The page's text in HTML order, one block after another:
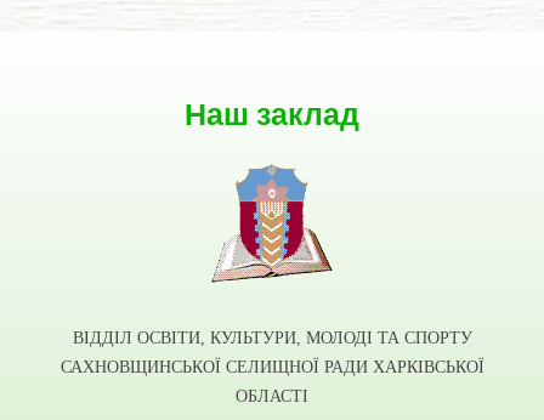
Наш заклад
ВІДДІЛ ОСВІТИ, КУЛЬТУРИ, МОЛОДІ ТА СПОРТУ
САХНОВЩИНСЬКОЇ СЕЛИЩНОЇ РАДИ ХАРКІВСЬКОЇ
ОБЛАСТІ